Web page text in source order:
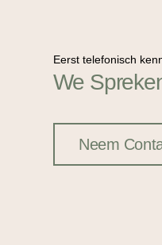
Eerst telefonisch
We
Neem